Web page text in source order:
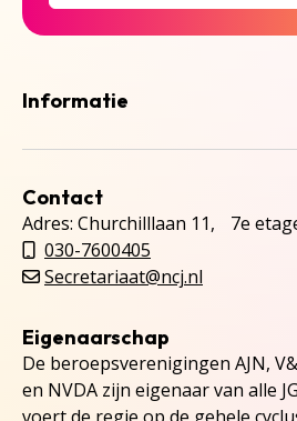
Informatie
Contact
Adres: Churchilllaan 11, 7e
030-7600405
Secretariaat@ncj.nl
Eigenaarschap
De beroepsverenigingen AJN,
en NVDA zijn eigenaar van alle